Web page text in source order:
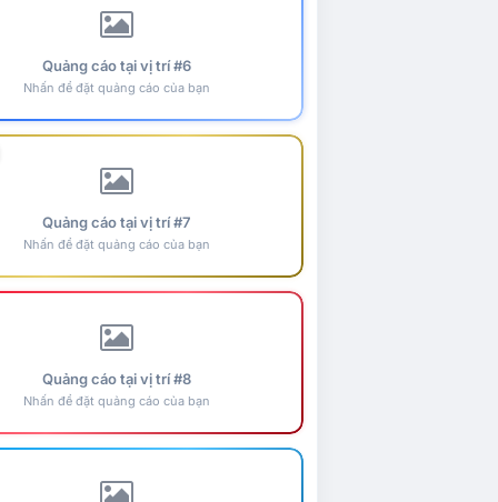
Quảng cáo tại vị trí #6
Nhấn để đặt quảng cáo của bạn
Quảng cáo tại vị trí #7
Nhấn để đặt quảng cáo của bạn
Quảng cáo tại vị trí #8
Nhấn để đặt quảng cáo của bạn